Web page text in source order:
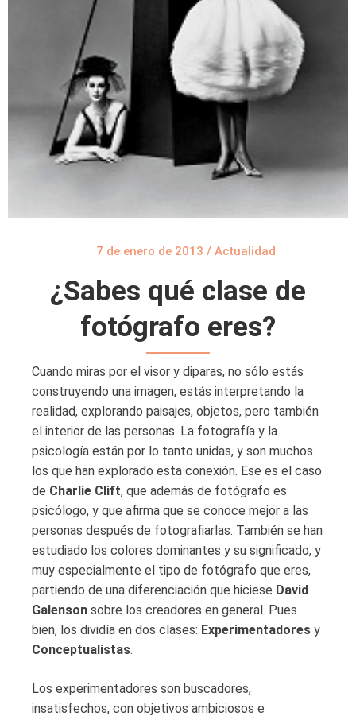
7 de enero de 2013 / Actualidad
¿Sabes qué clase de
fotógrafo eres?
Cuando miras por el visor y diparas, no sólo estás
construyendo una imagen, estás interpretando la
realidad, explorando paisajes, objetos, pero también
el interior de las personas. La fotografía y la
psicología están por lo tanto unidas, y son muchos
los que han explorado esta conexión. Ese es el caso
de Charlie Clift, que además de fotógrafo es
psicólogo, y que afirma que se conoce mejor a las
personas después de fotografiarlas. También se han
estudiado los colores dominantes y su significado, y
muy especialmente el tipo de fotógrafo que eres,
partiendo de una diferenciación que hiciese David
Galenson sobre los creadores en general. Pues
bien, los dividía en dos clases: Experimentadores y
Conceptualistas.
Los experimentadores son buscadores,
insatisfechos, con objetivos ambiciosos e